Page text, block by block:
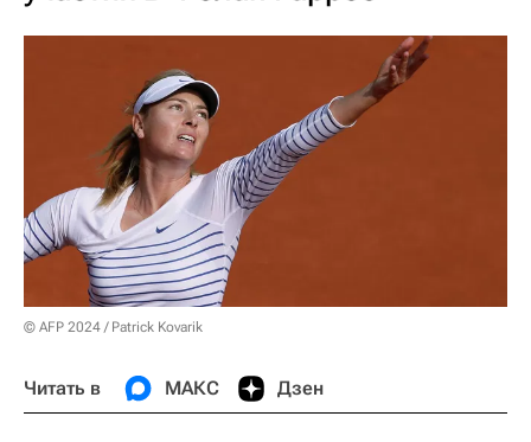
© AFP 2024 / Patrick Kovarik
Читать в МАКС Дзен